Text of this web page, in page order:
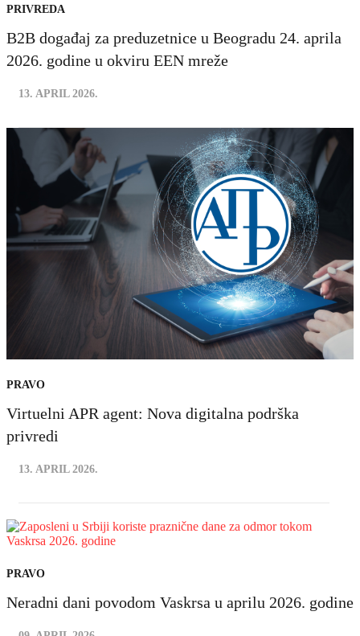
PRIVREDA
B2B događaj za preduzetnice u Beogradu 24. aprila
2026. godine u okviru EEN mreže
13. APRIL 2026.
PRAVO
Virtuelni APR agent: Nova digitalna podrška
privredi
13. APRIL 2026.
PRAVO
Neradni dani povodom Vaskrsa u aprilu 2026. godine